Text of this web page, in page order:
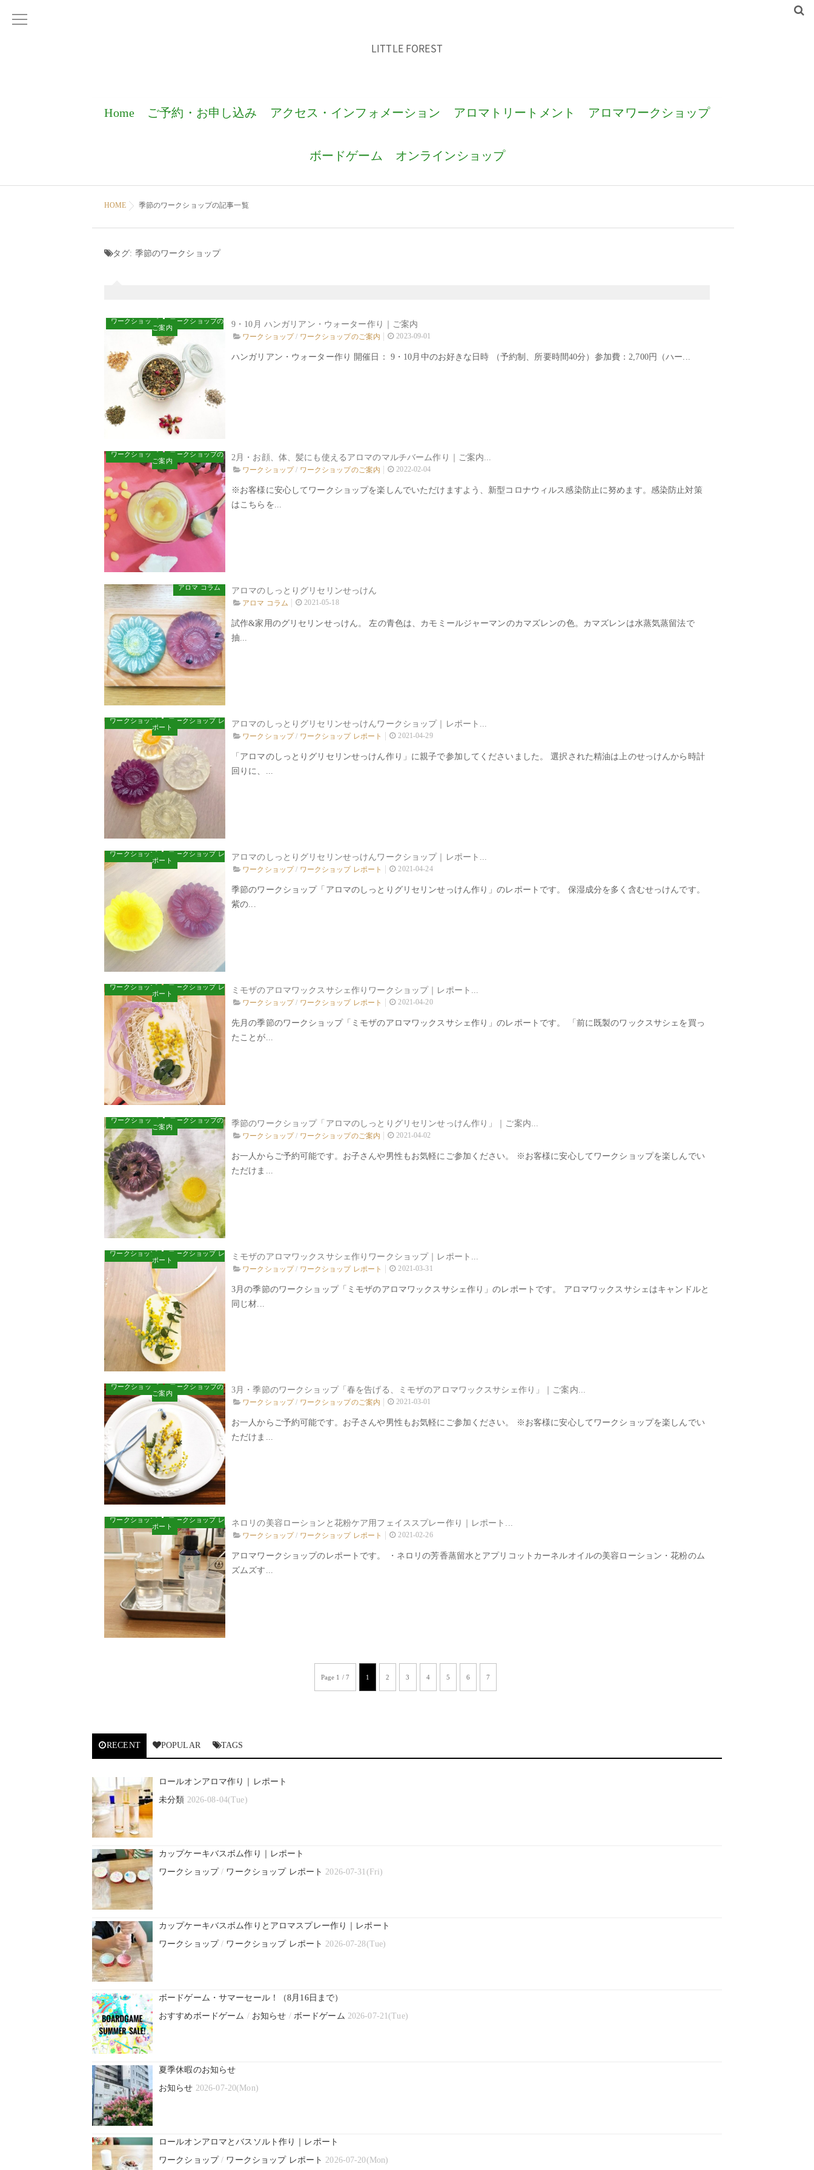
LITTLE FOREST
Home ご予約・お申し込み アクセス・インフォメーション アロマトリートメント アロマワークショップ
ボードゲーム オンラインショップ
HOME 季節のワークショップの記事一覧
タグ: 季節のワークショップ
ワークショップ
ワークショップの
ご案内
9・10月 ハンガリアン・ウォーター作り｜ご案内
ワークショップ/ ワークショップのご案内 2023-09-01
ハンガリアン・ウォーター作り 開催日： 9・10月中のお好きな日時 （予約制、所要時間40分）参加費：2,700円（ハー...
ワークショップ
ワークショップの
ご案内
2月・お顔、体、髪にも使えるアロマのマルチバーム作り｜ご案内...
ワークショップ/ ワークショップのご案内 2022-02-04
※お客様に安心してワークショップを楽しんでいただけますよう、新型コロナウィルス感染防止に努めます。感染防止対策
はこちらを...
アロマ コラム アロマのしっとりグリセリンせっけん
アロマ コラム 2021-05-18
試作&家用のグリセリンせっけん。 左の青色は、カモミールジャーマンのカマズレンの色。カマズレンは水蒸気蒸留法で
抽...
ワークショップ
ワークショップ レ
ポート
アロマのしっとりグリセリンせっけんワークショップ｜レポート...
ワークショップ/ ワークショップ レポート 2021-04-29
「アロマのしっとりグリセリンせっけん作り」に親子で参加してくださいました。 選択された精油は上のせっけんから時計
回りに、...
ワークショップ
ワークショップ レ
ポート
アロマのしっとりグリセリンせっけんワークショップ｜レポート...
ワークショップ/ ワークショップ レポート 2021-04-24
季節のワークショップ「アロマのしっとりグリセリンせっけん作り」のレポートです。 保湿成分を多く含むせっけんです。
紫の...
ワークショップ
ワークショップ レ
ポート
ミモザのアロマワックスサシェ作りワークショップ｜レポート...
ワークショップ/ ワークショップ レポート 2021-04-20
先月の季節のワークショップ「ミモザのアロマワックスサシェ作り」のレポートです。 「前に既製のワックスサシェを買っ
たことが...
ワークショップ
ワークショップの
ご案内
季節のワークショップ「アロマのしっとりグリセリンせっけん作り」｜ご案内...
ワークショップ/ ワークショップのご案内 2021-04-02
お一人からご予約可能です。お子さんや男性もお気軽にご参加ください。 ※お客様に安心してワークショップを楽しんでい
ただけま...
ワークショップ
ワークショップ レ
ポート
ミモザのアロマワックスサシェ作りワークショップ｜レポート...
ワークショップ/ ワークショップ レポート 2021-03-31
3月の季節のワークショップ「ミモザのアロマワックスサシェ作り」のレポートです。 アロマワックスサシェはキャンドルと
同じ材...
ワークショップ
ワークショップの
ご案内
3月・季節のワークショップ「春を告げる、ミモザのアロマワックスサシェ作り」｜ご案内...
ワークショップ/ ワークショップのご案内 2021-03-01
お一人からご予約可能です。お子さんや男性もお気軽にご参加ください。 ※お客様に安心してワークショップを楽しんでい
ただけま...
ワークショップ
ワークショップ レ
ポート
ネロリの美容ローションと花粉ケア用フェイススプレー作り｜レポート...
ワークショップ/ ワークショップ レポート 2021-02-26
アロマワークショップのレポートです。 ・ネロリの芳香蒸留水とアプリコットカーネルオイルの美容ローション・花粉のム
ズムズす...
Page 1 / 7 1 2 3 4 5 6 7
RECENT POPULAR TAGS
ロールオンアロマ作り｜レポート
未分類 2026-08-04(Tue)
カップケーキバスボム作り｜レポート
ワークショップ/ ワークショップ レポート 2026-07-31(Fri)
カップケーキバスボム作りとアロマスプレー作り｜レポート
ワークショップ/ ワークショップ レポート 2026-07-28(Tue)
ボードゲーム・サマーセール！（8月16日まで）
おすすめボードゲーム / お知らせ / ボードゲーム 2026-07-21(Tue)
夏季休暇のお知らせ
お知らせ 2026-07-20(Mon)
ロールオンアロマとバスソルト作り｜レポート
ワークショップ/ ワークショップ レポート 2026-07-20(Mon)